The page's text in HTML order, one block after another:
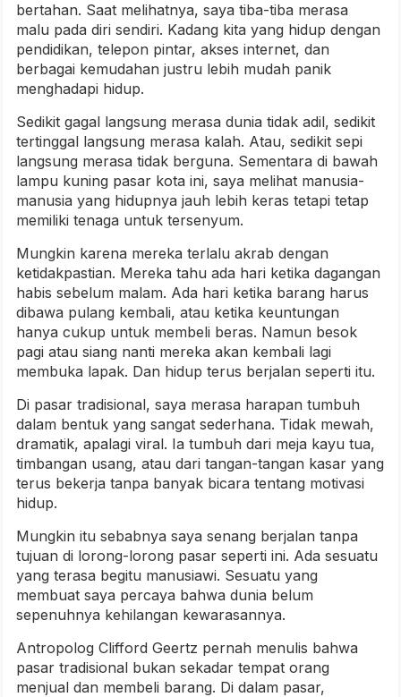
bertahan. Saat melihatnya, saya tiba-tiba merasa
malu pada diri sendiri. Kadang kita yang hidup dengan
pendidikan, telepon pintar, akses internet, dan
berbagai kemudahan justru lebih mudah panik
menghadapi hidup.
Sedikit gagal langsung merasa dunia tidak adil, sedikit
tertinggal langsung merasa kalah. Atau, sedikit sepi
langsung merasa tidak berguna. Sementara di bawah
lampu kuning pasar kota ini, saya melihat manusia-
manusia yang hidupnya jauh lebih keras tetapi tetap
memiliki tenaga untuk tersenyum.
Mungkin karena mereka terlalu akrab dengan
ketidakpastian. Mereka tahu ada hari ketika dagangan
habis sebelum malam. Ada hari ketika barang harus
dibawa pulang kembali, atau ketika keuntungan
hanya cukup untuk membeli beras. Namun besok
pagi atau siang nanti mereka akan kembali lagi
membuka lapak. Dan hidup terus berjalan seperti itu.
Di pasar tradisional, saya merasa harapan tumbuh
dalam bentuk yang sangat sederhana. Tidak mewah,
dramatik, apalagi viral. Ia tumbuh dari meja kayu tua,
timbangan usang, atau dari tangan-tangan kasar yang
terus bekerja tanpa banyak bicara tentang motivasi
hidup.
Mungkin itu sebabnya saya senang berjalan tanpa
tujuan di lorong-lorong pasar seperti ini. Ada sesuatu
yang terasa begitu manusiawi. Sesuatu yang
membuat saya percaya bahwa dunia belum
sepenuhnya kehilangan kewarasannya.
Antropolog Clifford Geertz pernah menulis bahwa
pasar tradisional bukan sekadar tempat orang
menjual dan membeli barang. Di dalam pasar,